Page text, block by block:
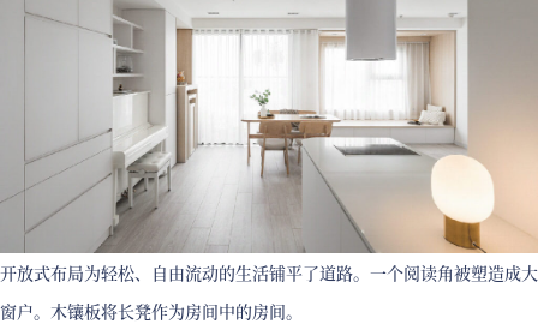
开放式布局为轻松、自由流动的生活铺平了道路。一个阅读角被塑造成大
窗户。木镶板将长凳作为房间中的房间。